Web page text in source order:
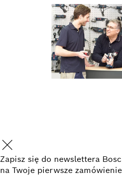
Zapisz się do newslettera
na Twoje pierwsze